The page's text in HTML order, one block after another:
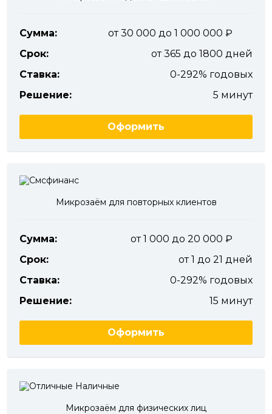
Сумма:
от 30 000 до 1 000 000
Срок:
от 365 до 1800 дней
Ставка:
0-292% годовых
Решение:
5 минут
Оформить
Микрозаём для повторных клиентов
Сумма:
от 1 000 до 20 000
Срок:
от 1 до 21 дней
Ставка:
0-292% годовых
Решение:
15 минут
Оформить
Микрозаём для физических лиц